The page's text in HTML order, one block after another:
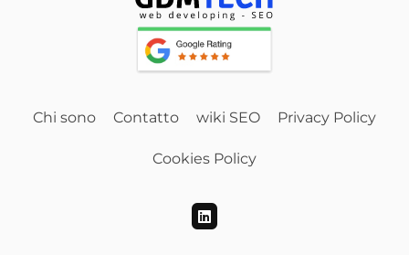
Chi sono Contatto wiki SEO Privacy Policy
Cookies Policy